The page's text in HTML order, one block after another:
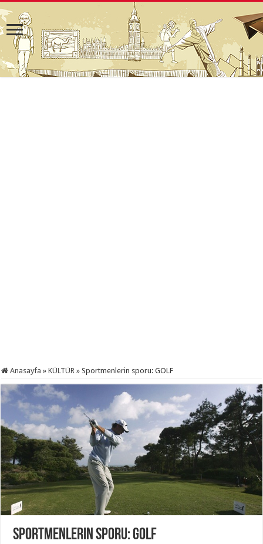
Anasayfa » KÜLTÜR » Sportmenlerin sporu: GOLF
Sportmenlerin sporu: GOLF